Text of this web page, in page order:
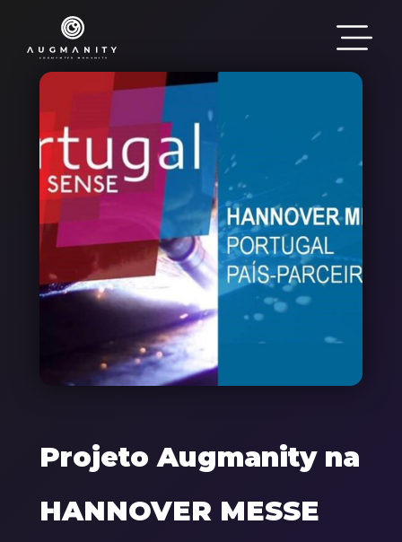
Image
Projeto Augmanity na
HANNOVER MESSE